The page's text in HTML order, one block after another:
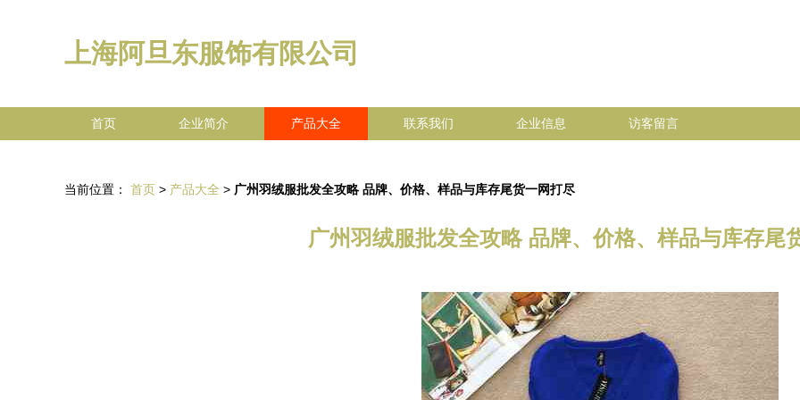
上海阿旦东服饰有限公司
首页 企业简介 产品大全 联系我们 企业信息 访客留言
当前位置： 首页 > 产品大全 > 广州羽绒服批发全攻略 品牌、价格、样品与库存尾货一网打尽
广州羽绒服批发全攻略 品牌、价格、样品与库存尾